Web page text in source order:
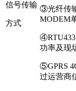
信号传输
方式
③光纤传
MODEM
④RTU433
功率及现
⑤GPRS
过运营商